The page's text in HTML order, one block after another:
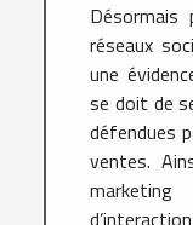
Désormais
réseaux
une
se doit de
défendues
ventes.